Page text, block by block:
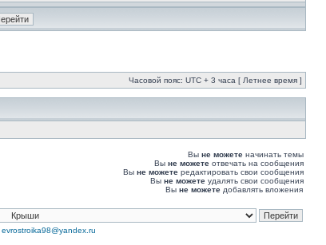
Часовой пояс: UTC + 3 часа [ Летнее время ]
Вы не можете начинать темы
Вы не можете отвечать на сообщения
Вы не можете редактировать свои сообщения
Вы не можете удалять свои сообщения
Вы не можете добавлять вложения
evrostroika98@yandex.ru